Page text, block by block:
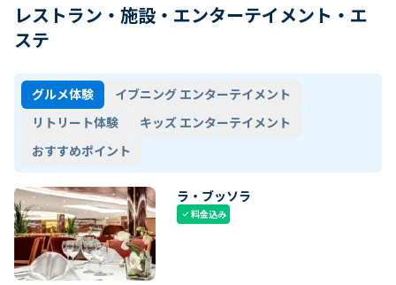
レストラン・施設・エンターテイメント・エ
ステ
グルメ体験
イブニング エンターテイメント
リトリート体験
キッズ エンターテイメント
おすすめポイント
ラ・ブッソラ
check料金込み